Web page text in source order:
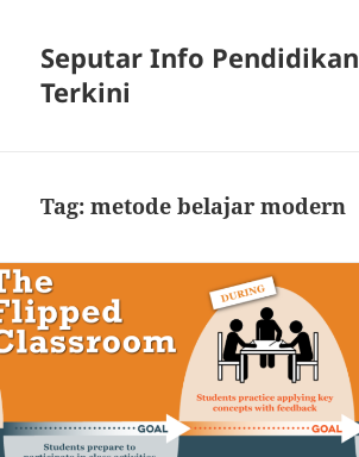
Seputar Info Pendidikan
Terkini
Tag:metode belajar modern